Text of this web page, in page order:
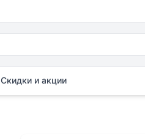
Скидки и акции